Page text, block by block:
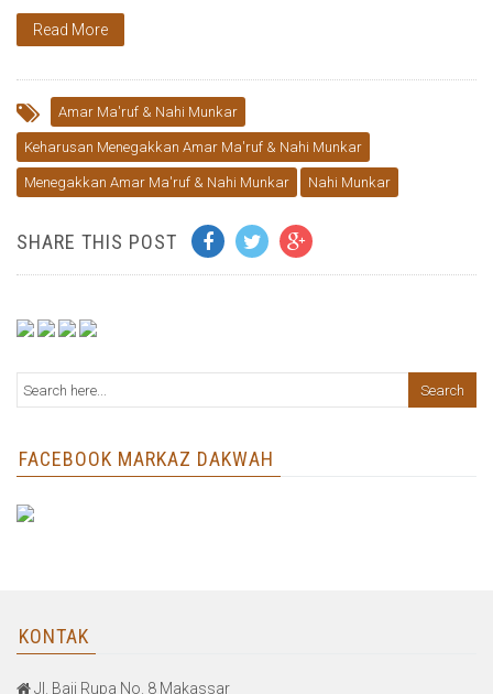
Read More
Amar Ma'ruf & Nahi Munkar
Keharusan Menegakkan Amar Ma'ruf & Nahi Munkar
Menegakkan Amar Ma'ruf & Nahi Munkar Nahi Munkar
SHARE THIS POST
FACEBOOK MARKAZ DAKWAH
KONTAK
Jl. Baji Rupa No. 8 Makassar